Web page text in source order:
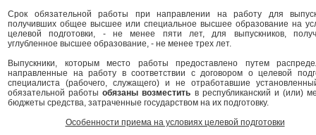
Срок обязательной работы при направлении на работу для
получивших общее высшее или специальное высшее образование на
целевой подготовки, - не менее пяти лет, для выпускников,
углубленное высшее образование, - не менее трех лет.
Выпускники, которым место работы предоставлено путем
направленные на работу в соответствии с договором о целевой
специалиста (рабочего, служащего) и не отработавшие
обязательной работыобязаны возместить в республиканский и (или)
бюджеты средства, затраченные государством на их подготовку.
Особенности приема на условиях целевой подготовки